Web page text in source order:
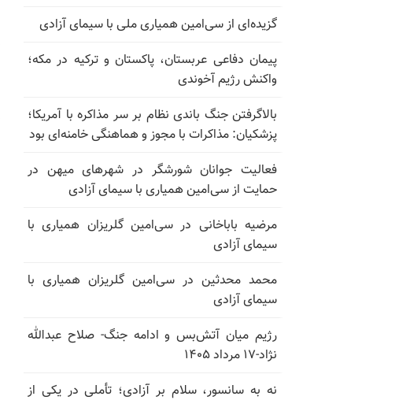
گزیده‌ای از سی‌امین همیاری ملی با سیمای آزادی
پیمان دفاعی عربستان، پاکستان و ترکیه در مکه؛
واکنش رژیم آخوندی
بالا‌گرفتن جنگ باندی نظام بر سر مذاکره با آمریکا؛
پزشکیان: مذاکرات با مجوز و هماهنگی خامنه‌ای بود
فعالیت جوانان شورشگر در شهرهای میهن در
حمایت از سی‌امین همیاری با سیمای آزادی
مرضیه باباخانی در سی‌امین گلریزان همیاری با
سیمای آزادی
محمد محدثین در سی‌امین گلریزان همیاری با
سیمای آزادی
رژیم میان آتش‌بس و ادامه جنگ- صلاح عبدالله
نژاد-۱۷ مرداد ۱۴۰۵
نه به سانسور، سلام بر آزادی؛ تأملی در یکی از